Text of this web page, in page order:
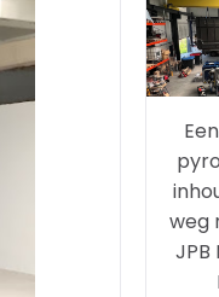
weg
JPB